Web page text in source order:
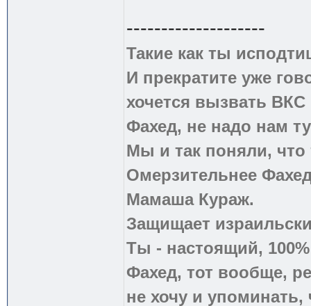
--------------------
Такие как ты
И прекратите уже
хочется вызвать
Фахед, не надо нам
Мы и так поняли,
Омерзительнее
Мамаша Кураж.
Защищает
Ты - настоящий,
Фахед, тот вообще,
не хочу и